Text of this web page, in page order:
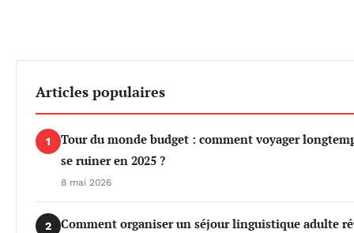
Articles populaires
1
Tour du monde budget : comment voyager
se ruiner en 2025 ?
8 mai 2026
2
Comment organiser un séjour linguistique adulte